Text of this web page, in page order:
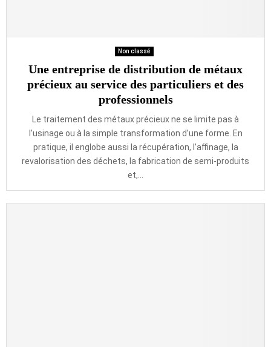
Non classé
Une entreprise de distribution de métaux
précieux au service des particuliers et des
professionnels
Le traitement des métaux précieux ne se limite pas à
l’usinage ou à la simple transformation d’une forme. En
pratique, il englobe aussi la récupération, l’affinage, la
revalorisation des déchets, la fabrication de semi-produits
et,...